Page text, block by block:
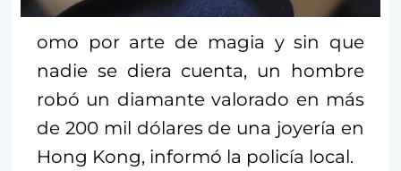
omo por arte de magia y sin que
nadie se diera cuenta, un hombre
robó un diamante valorado en más
de 200 mil dólares de una joyería en
Hong Kong, informó la policía local.